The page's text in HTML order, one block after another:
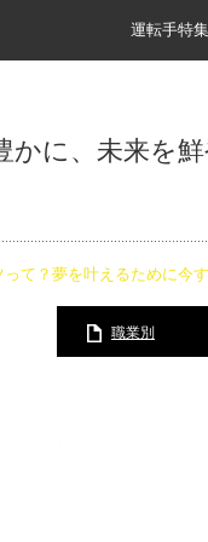
運転手特集
かに、未来を
て？夢を叶えるために今
職業別